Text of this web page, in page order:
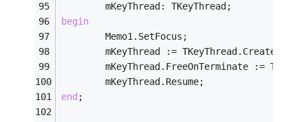
        mKeyThread: TKeyThread;
begin
        Memo1.SetFocus;
mKeyThread :=
        mKeyThread.FreeOnTerminate := True;
        mKeyThread.Resume;
end ;